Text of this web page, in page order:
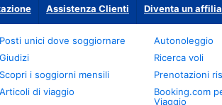
Assistenza Clienti Diventa un
Posti unici dove soggiornare
Giudizi
Scopri i soggiorni mensili
Articoli di viaggio
Autonoleggio
Ricerca voli
Prenotazioni
Booking.com
Viaggio